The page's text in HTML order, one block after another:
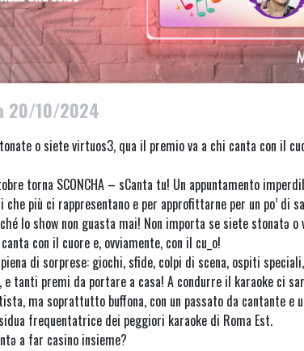
20/10/2024
o siete virtuos3, qua il premio va a chi canta con il
torna SCONCHA – sCanta tu! Un appuntamento
che più ci rappresentano e per approfittarne per un po’ di
lo show non guasta mai! Non importa se siete stonatə o
con il cuore e, ovviamente, con il cu_o!
di sorprese: giochi, sfide, colpi di scena, ospiti
tanti premi da portare a casa! A condurre il karaoke ci
ma soprattutto buffona, con un passato da cantante e
frequentatrice dei peggiori karaoke di Roma Est.
a far casino insieme?